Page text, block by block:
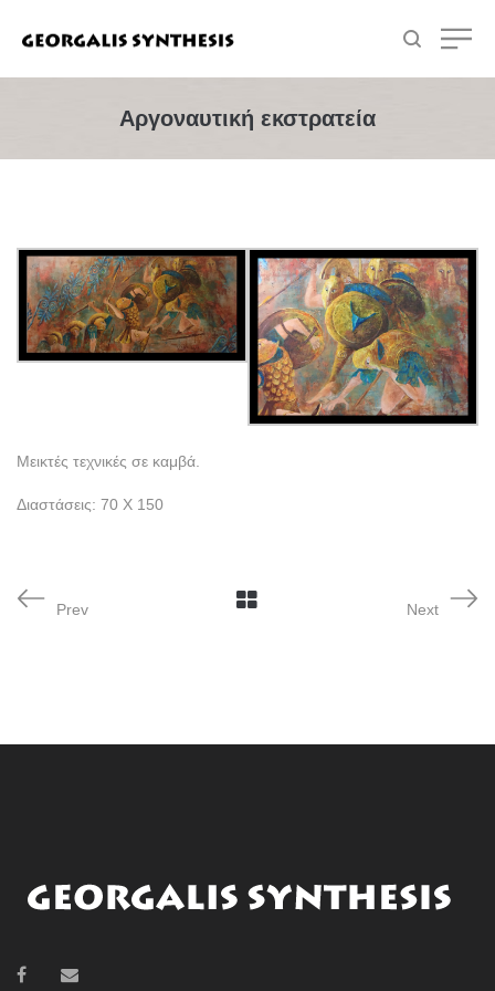
Αργοναυτική εκστρατεία
Μεικτές τεχνικές σε καμβά.
Διαστάσεις: 70 Χ 150
Prev Next